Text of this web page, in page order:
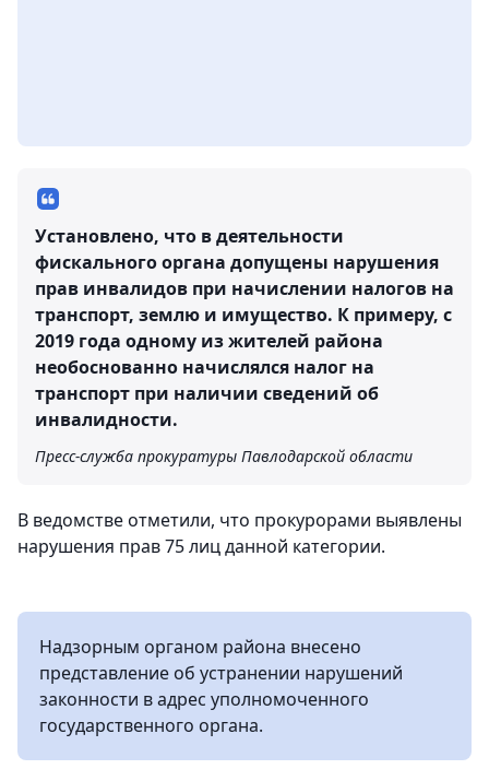
Установлено, что в деятельности
фискального органа допущены нарушения
прав инвалидов при начислении налогов на
транспорт, землю и имущество. К примеру, с
2019 года одному из жителей района
необоснованно начислялся налог на
транспорт при наличии сведений об
инвалидности.
Пресс-служба прокуратуры Павлодарской области
В ведомстве отметили, что прокурорами выявлены
нарушения прав 75 лиц данной категории.
Надзорным органом района внесено
представление об устранении нарушений
законности в адрес уполномоченного
государственного органа.